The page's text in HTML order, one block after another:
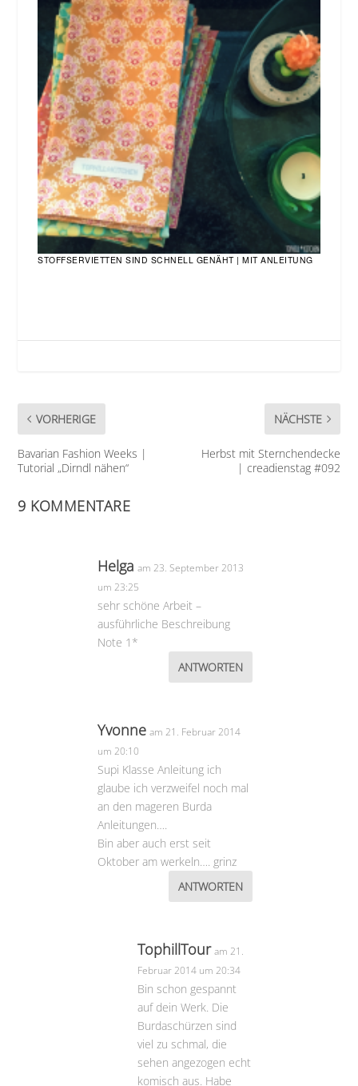
STOFFSERVIETTEN SIND SCHNELL GENÄHT | MIT ANLEITUNG
VORHERIGE
Bavarian Fashion Weeks |
Tutorial „Dirndl nähen“
NÄCHSTE
Herbst mit Sternchendecke
| creadienstag #092
9 KOMMENTARE
Helga am 23. September 2013
um 23:25
sehr schöne Arbeit –
ausführliche Beschreibung
Note 1*
ANTWORTEN
Yvonne am 21. Februar 2014
um 20:10
Supi Klasse Anleitung ich
glaube ich verzweifel noch mal
an den mageren Burda
Anleitungen….
Bin aber auch erst seit
Oktober am werkeln…. grinz
ANTWORTEN
TophillTour am 21.
Februar 2014 um 20:34
Bin schon gespannt
auf dein Werk. Die
Burdaschürzen sind
viel zu schmal, die
sehen angezogen echt
komisch aus. Habe